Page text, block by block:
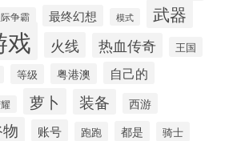
争霸 最终幻想 模式 武器
戏 火线 热血传奇 王国
等级 粤港澳 自己的
萝卜 装备 西游
账号 跑跑 都是 骑士